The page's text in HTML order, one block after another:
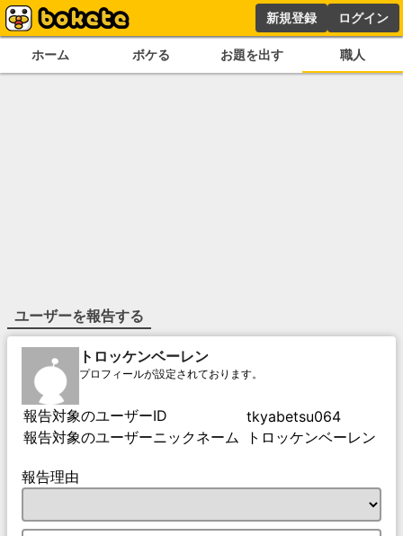
新規登録 ログイン
ホーム ボケる お題を出す 職人
ユーザーを報告する
トロッケンベーレン
プロフィールが設定されております。
報告対象のユーザーID
tkyabetsu064
報告対象のユーザーニックネーム
トロッケンベーレン
報告理由